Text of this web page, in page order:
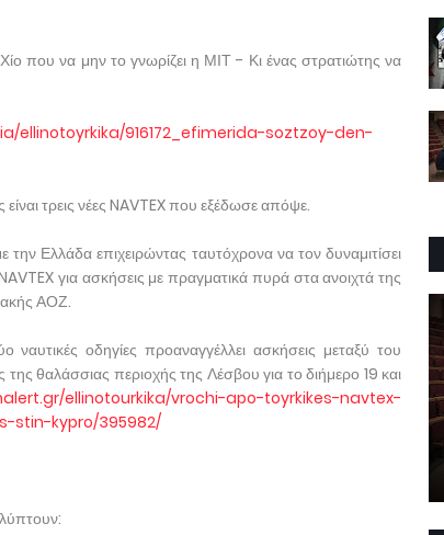
που να μην το γνωρίζει η ΜΙΤ - Κι ένας στρατιώτης να
ellinotoyrkika/916172_efimerida-soztzoy-den-
τρεις νέες NAVTEX που εξέδωσε απόψε.
Ελλάδα επιχειρώντας ταυτόχρονα να τον δυναμιτίσει
για ασκήσεις με πραγματικά πυρά στα ανοιχτά της
ΑΟΖ.
οδηγίες προαναγγέλλει ασκήσεις μεταξύ του
θαλάσσιας περιοχής της Λέσβου για το διήμερο 19 και
ellinotourkika/vrochi-apo-toyrkikes-navtex-
stin-kypro/395982/